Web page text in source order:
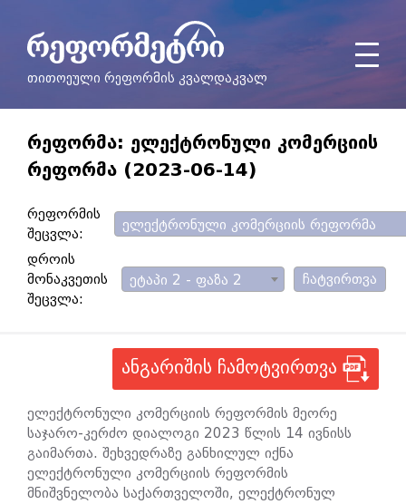
თითოეული რეფორმის კვალდაკვალ
ᲠᲔᲤᲝᲠᲛᲐ: ᲔᲚᲔᲥᲢᲠᲝᲜᲣᲚᲘ ᲙᲝᲛᲔᲠᲪᲘᲘᲡ
ᲠᲔᲤᲝᲠᲛᲐ (2023-06-14)
რეფორმის
შეცვლა:
ელექტრონული კომერციის რეფორმა
დროის
მონაკვეთის
შეცვლა:
ეტაპი 2 - ფაზა 2 ჩატვირთვა
ანგარიშის ჩამოტვირთვა
ელექტრონული კომერციის რეფორმის მეორე
საჯარო-კერძო დიალოგი 2023 წლის 14 ივნისს
გაიმართა. შეხვედრაზე განხილულ იქნა
ელექტრონული კომერციის რეფორმის
მნიშვნელობა საქართველოში, ელექტრონულ